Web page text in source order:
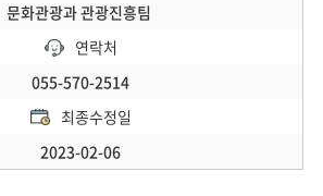
문화관광과 관광진흥팀
연락처
055-570-2514
최종수정일
2023-02-06